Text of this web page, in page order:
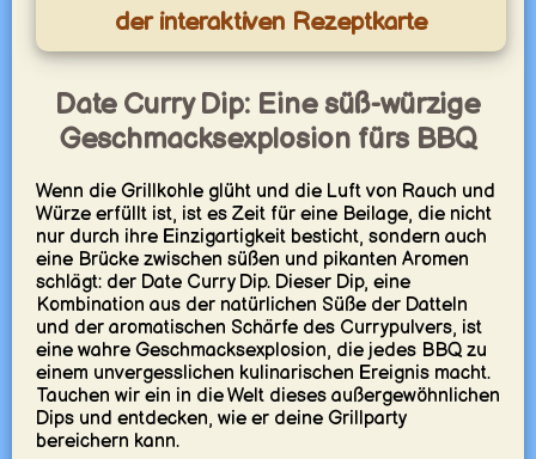
der interaktiven Rezeptkarte
Date Curry Dip: Eine süß-würzige
Geschmacksexplosion fürs BBQ
Wenn die Grillkohle glüht und die Luft von Rauch und
Würze erfüllt ist, ist es Zeit für eine Beilage, die nicht
nur durch ihre Einzigartigkeit besticht, sondern auch
eine Brücke zwischen süßen und pikanten Aromen
schlägt: der Date Curry Dip. Dieser Dip, eine
Kombination aus der natürlichen Süße der Datteln
und der aromatischen Schärfe des Currypulvers, ist
eine wahre Geschmacksexplosion, die jedes BBQ zu
einem unvergesslichen kulinarischen Ereignis macht.
Tauchen wir ein in die Welt dieses außergewöhnlichen
Dips und entdecken, wie er deine Grillparty
bereichern kann.